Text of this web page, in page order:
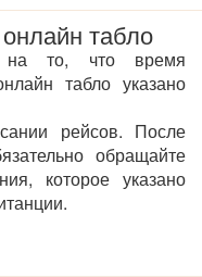
табло
на то, что время
табло указано
рейсов. После
обращайте
которое указано